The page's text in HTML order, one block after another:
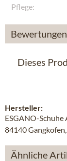
Pflege:
Bewertungen
Dieses
Hersteller:
ESGANO-
84140
Ähnliche